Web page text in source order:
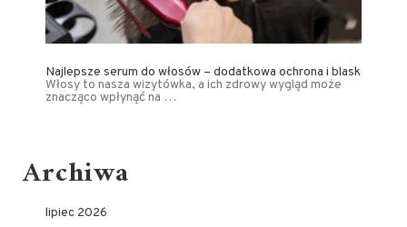
Najlepsze serum do włosów – dodatkowa ochrona i blask
Włosy to nasza wizytówka, a ich zdrowy wygląd może
znacząco wpłynąć na …
Archiwa
lipiec 2026